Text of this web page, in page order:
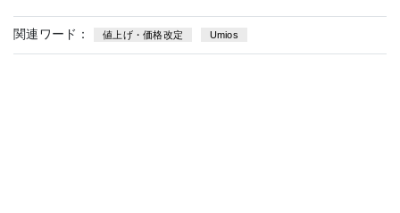
関連ワード： 値上げ・価格改定 Umios